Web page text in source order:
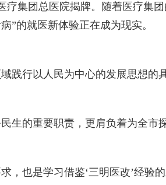
团总医院揭牌。随着医疗集团
”的就医新体验正在成为现实。
行以人民为中心的发展思想的
的重要职责，更肩负着为全市
也是学习借鉴‘三明医改’经验